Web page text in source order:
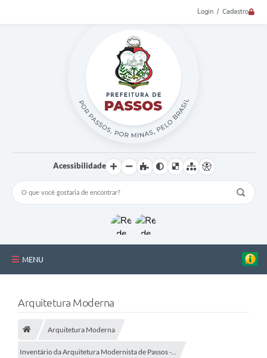
Login / Cadastro
Acessibilidade
MENU
Links Úteis
Telefones Úteis
Estrutura Administrativa
Arquitetura Moderna
Arquitetura Moderna
Inventário da Arquitetura Modernista de Passos -...